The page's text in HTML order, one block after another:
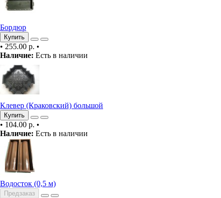
Бордюр
Купить
• 255.00 р. •
Наличие: Есть в наличии
Клевер (Краковский) большой
Купить
• 104.00 р. •
Наличие: Есть в наличии
Водосток (0,5 м)
Предзаказ